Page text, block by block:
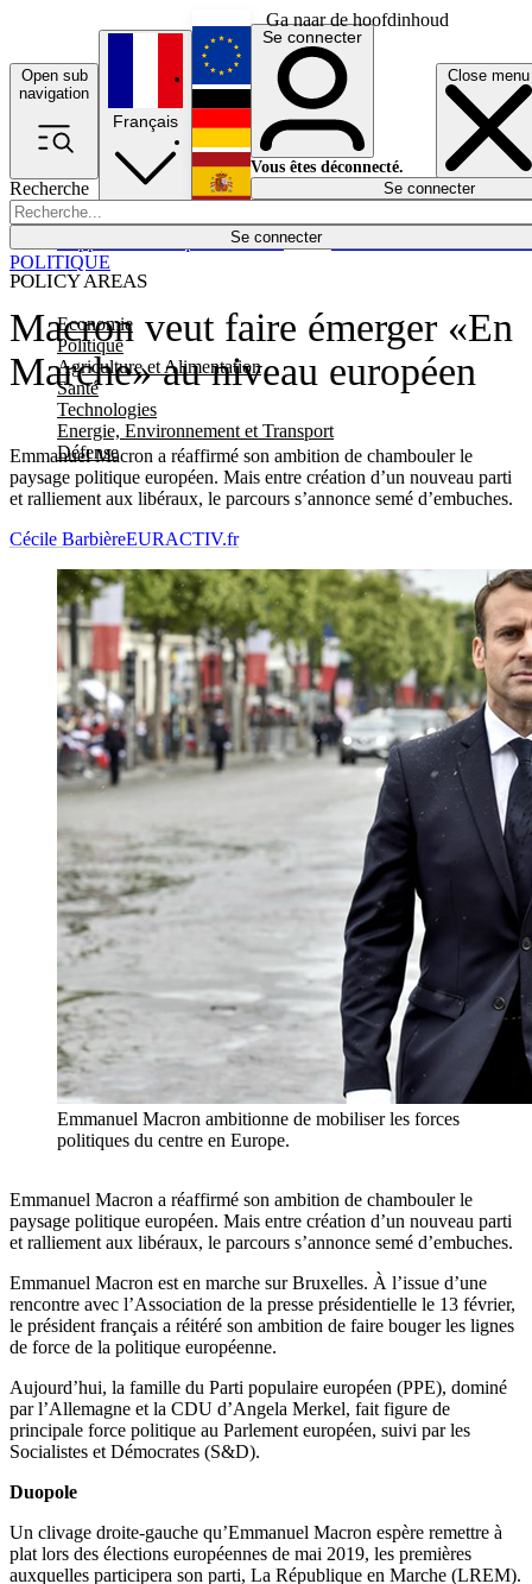
Ga naar de hoofdinhoud
Open sub
navigation
Close menu
Recherche
Se connecter
POLICY AREAS
Economie
Politique
Agriculture et Alimentation
Santé
Technologies
Energie, Environnement et Transport
Défense
Économie
Français
English
Deutsch
Español
Se connecter
Vous êtes déconnecté.
Se connecter
Macron veut faire émerger «En
Marche» au niveau européen
Emmanuel Macron a réaffirmé son ambition de chambouler le
paysage politique européen. Mais entre création d’un nouveau parti
et ralliement aux libéraux, le parcours s’annonce semé d’embuches.
POLITIQUE
Cécile BarbièreEURACTIV.fr
Emmanuel Macron ambitionne de mobiliser les forces
politiques du centre en Europe.
Emmanuel Macron a réaffirmé son ambition de chambouler le
paysage politique européen. Mais entre création d’un nouveau parti
et ralliement aux libéraux, le parcours s’annonce semé d’embuches.
Emmanuel Macron est en marche sur Bruxelles. À l’issue d’une
rencontre avec l’Association de la presse présidentielle le 13 février,
le président français a réitéré son ambition de faire bouger les lignes
de force de la politique européenne.
Aujourd’hui, la famille du Parti populaire européen (PPE), dominé
par l’Allemagne et la CDU d’Angela Merkel, fait figure de
principale force politique au Parlement européen, suivi par les
Socialistes et Démocrates (S&D).
Duopole
Un clivage droite-gauche qu’Emmanuel Macron espère remettre à
plat lors des élections européennes de mai 2019, les premières
auxquelles participera son parti, La République en Marche (LREM).